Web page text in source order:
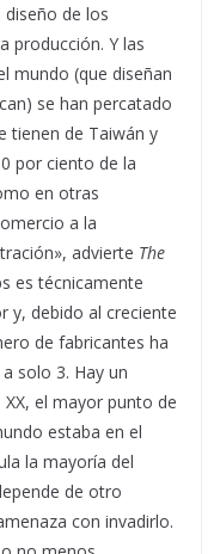
diseño de los
producción. Y las
mundo (que diseñan
se han percatado
tienen de Taiwán y
por ciento de la
en otras
a la
advierte The
es técnicamente
y, debido al creciente
de fabricantes ha
solo 3. Hay un
el mayor punto de
estaba en el
la mayoría del
de otro
con invadirlo.